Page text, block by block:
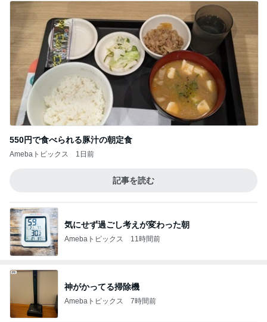
550円で食べられる豚汁の朝定食
Amebaトピックス 1日前
記事を読む
気にせず過ごし考えが変わった朝
Amebaトピックス 11時間前
神がかってる掃除機
Amebaトピックス 7時間前